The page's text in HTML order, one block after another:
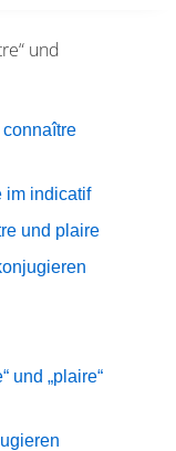
und
im indicatif
und plaire
und „plaire“